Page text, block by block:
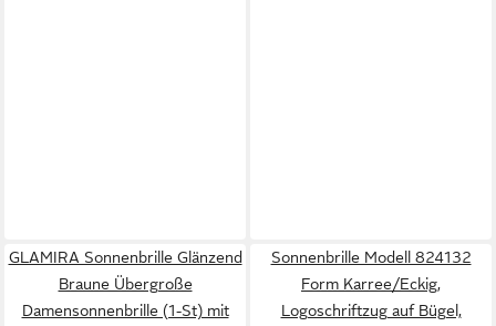
GLAMIRA Sonnenbrille Glänzend
Braune Übergroße
Damensonnenbrille (1-St) mit
Sonnenbrille Modell 824132
Form Karree/Eckig,
Logoschriftzug auf Bügel,